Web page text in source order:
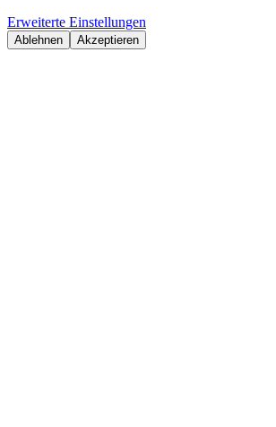
Erweiterte Einstellungen
Ablehnen Akzeptieren